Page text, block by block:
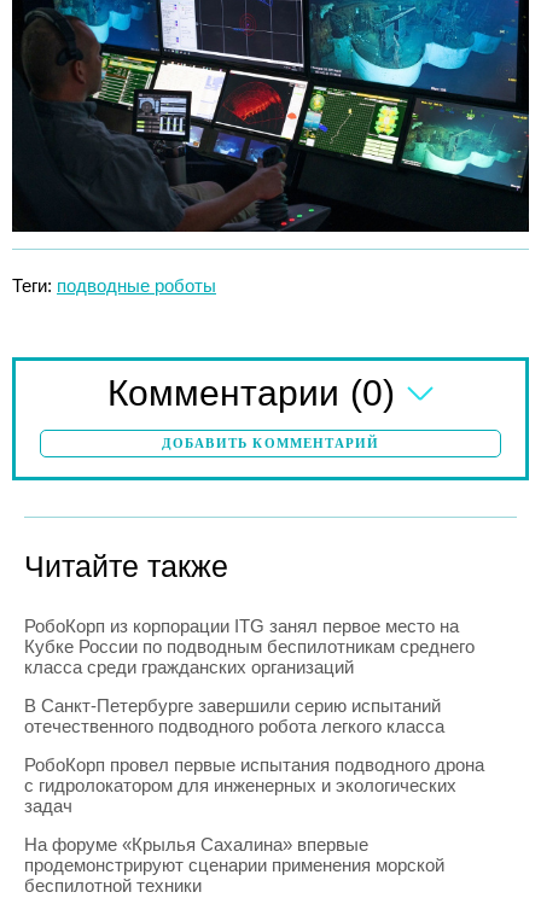
Теги: подводные роботы
Комментарии (0)
ДОБАВИТЬ КОММЕНТАРИЙ
Читайте также
РобоКорп из корпорации ITG занял первое место на
Кубке России по подводным беспилотникам среднего
класса среди гражданских организаций
В Санкт-Петербурге завершили серию испытаний
отечественного подводного робота легкого класса
РобоКорп провел первые испытания подводного дрона
с гидролокатором для инженерных и экологических
задач
На форуме «Крылья Сахалина» впервые
продемонстрируют сценарии применения морской
беспилотной техники